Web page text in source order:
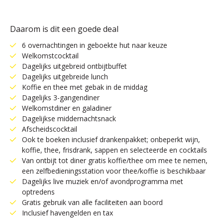
Daarom is dit een goede deal
6 overnachtingen in geboekte hut naar keuze
Welkomstcocktail
Dagelijks uitgebreid ontbijtbuffet
Dagelijks uitgebreide lunch
Koffie en thee met gebak in de middag
Dagelijks 3-gangendiner
Welkomstdiner en galadiner
Dagelijkse middernachtsnack
Afscheidscocktail
Ook te boeken inclusief drankenpakket; onbeperkt wijn,
koffie, thee, frisdrank, sappen en selecteerde en cocktails
Van ontbijt tot diner gratis koffie/thee om mee te nemen,
een zelfbedieningsstation voor thee/koffie is beschikbaar
Dagelijks live muziek en/of avondprogramma met
optredens
Gratis gebruik van alle faciliteiten aan boord
Inclusief havengelden en tax